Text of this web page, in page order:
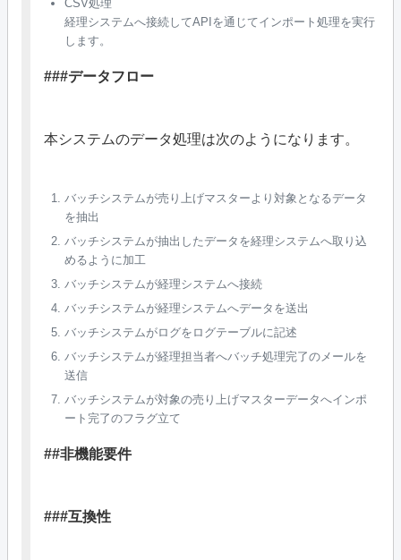
CSV処理
経理システムへ接続してAPIを通じてインポート処理を実行
します。
###データフロー
本システムのデータ処理は次のようになります。
バッチシステムが売り上げマスターより対象となるデータ
を抽出
バッチシステムが抽出したデータを経理システムへ取り込
めるように加工
バッチシステムが経理システムへ接続
バッチシステムが経理システムへデータを送出
バッチシステムがログをログテーブルに記述
バッチシステムが経理担当者へバッチ処理完了のメールを
送信
バッチシステムが対象の売り上げマスターデータへインポ
ート完了のフラグ立て
##非機能要件
###互換性